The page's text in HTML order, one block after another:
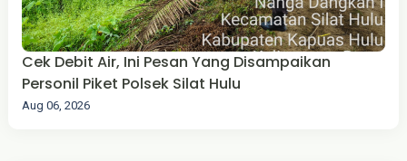
Cek Debit Air, Ini Pesan Yang Disampaikan
Personil Piket Polsek Silat Hulu
Aug 06, 2026